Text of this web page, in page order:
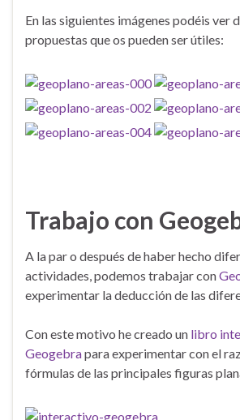
En las siguientes imágenes podéis ver
propuestas que os pueden ser útiles:
Trabajo con
A la par o después de haber hecho
actividades, podemos trabajar con
experimentar la deducción de las
Con este motivo he creado un libro
Geogebrapara experimentar con el
fórmulas de las principales figuras